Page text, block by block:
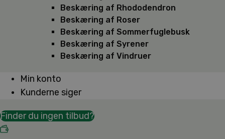
Beskæring af Rhododendron
Beskæring af Roser
Beskæring af Sommerfuglebusk
Beskæring af Syrener
Beskæring af Vindruer
Min konto
Kunderne siger
Finder du ingen tilbud?